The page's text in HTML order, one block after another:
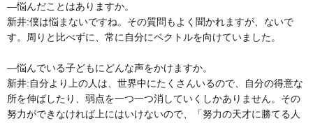
―悩んだことはありますか。
新井:僕は悩まないですね。その質問もよく聞かれますが、ないで
す。周りと比べずに、常に自分にベクトルを向けていました。
―悩んでいる子どもにどんな声をかけますか。
新井:自分より上の人は、世界中にたくさんいるので、自分の得意な
所を伸ばしたり、弱点を一つ一つ消していくしかありません。その
努力ができなければ上にはいけないので、「努力の天才に勝てる人